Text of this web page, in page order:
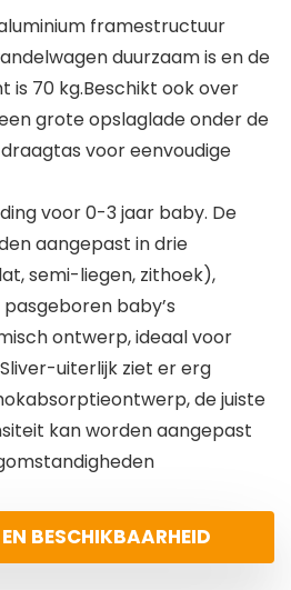
framestructuur
duurzaam is en de
is 70 kg.Beschikt ook over
grote opslaglade onder de
voor eenvoudige
voor 0-3 jaar baby. De
aangepast in drie
semi-liegen, zithoek),
baby’s
ontwerp, ideaal voor
uiterlijk ziet er erg
de juiste
kan worden aangepast
BESCHIKBAARHEID